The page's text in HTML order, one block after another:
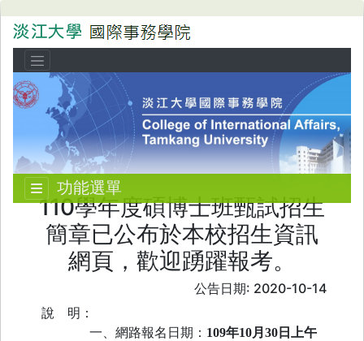
功能選單
110學年度碩博士班甄試招生
簡章已公布於本校招生資訊
網頁，歡迎踴躍報考。
公告日期: 2020-10-14
說
明：
一、網路報名日期： 109年10月30日上午